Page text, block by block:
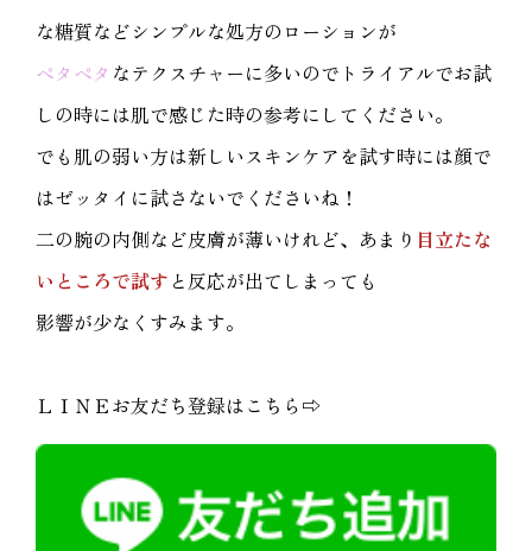
な糖質などシンプルな処方のローションが
ペタペタ なテクスチャーに多いのでトライアルでお試
しの時には肌で感じた時の参考にしてください。
でも肌の弱い方は新しいスキンケアを試す時には顔で
はゼッタイに試さないでくださいね！
二の腕の内側など皮膚が薄いけれど、あまり 目立たな
いところで試す と反応が出てしまっても
影響が少なくすみます。
ＬＩＮＥお友だち登録はこちら⇨